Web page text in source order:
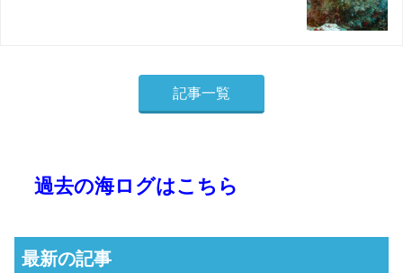
記事一覧
過去の海ログはこちら
最新の記事